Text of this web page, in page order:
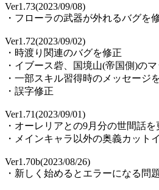
Ver1.73(2023/09/08)
・フローラの武器が外れるバグを
Ver1.72(2023/09/02)
・時渡り関連のバグを修正
・イブース砦、国境山(帝国側)の
・一部スキル習得時のメッセージ
・誤字修正
Ver1.71(2023/09/01)
・オーレリアとの9月分の世間話を
・メインキャラ以外の奥義カット
Ver1.70b(2023/08/26)
・新しく始めるとエラーになる問